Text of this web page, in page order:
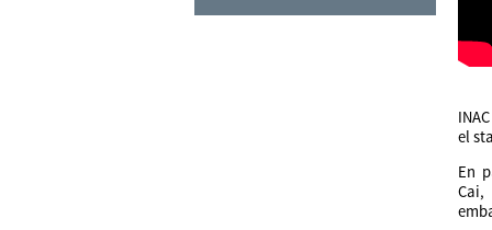
el
En
Cai,